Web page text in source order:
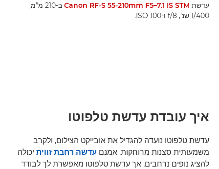
עדשת Canon RF-S 55-210mm F5–7.1 IS STM
ב-210 מ"מ,
1/400 שנ', f/8 ו-ISO 100.
איך עובדת עדשת טלפוטו
עדשת טלפוטו נועדה להגדיל את אובייקט הצילום, ולקרב
משמעותית סצנות מרוחקות. אמנם עדשה רחבת זווית יכולה
להציג נופים נרחבים, אך עדשת טלפוטו מאפשרת לך לבודד